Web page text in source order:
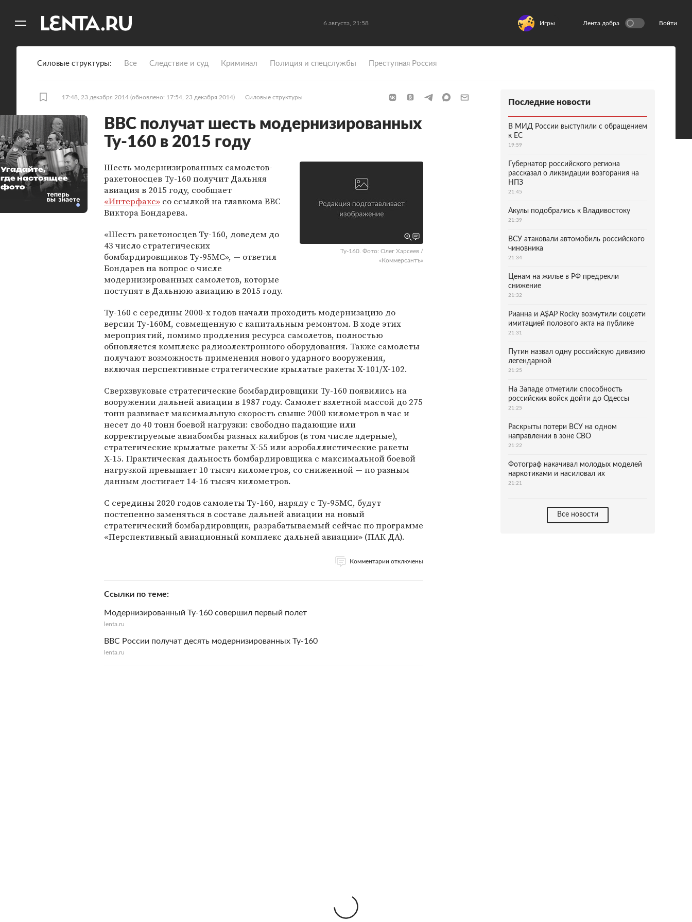
6 августа, 21:58 Игры Лента добра Войти
Силовые структуры Все Следствие и суд Криминал Полиция и спецслужбы Преступная Россия
17:48, 23 декабря 2014 (обновлено: 17:54, 23 декабря 2014) Силовые структуры
ВВС получат шесть модернизированных
Ту-160 в 2015 году
Ту-160. Фото: Олег Харсеев /
«Коммерсантъ»
Шесть модернизированных самолетов-
ракетоносцев Ту-160 получит Дальняя
авиация в 2015 году, сообщает
«Интерфакс» со ссылкой на главкома ВВС
Виктора Бондарева.
«Шесть ракетоносцев Ту-160, доведем до
43 число стратегических
бомбардировщиков Ту-95МС», — ответил
Бондарев на вопрос о числе
модернизированных самолетов, которые
поступят в Дальнюю авиацию в 2015 году.
Ту-160 с середины 2000-х годов начали проходить модернизацию до
версии Ту-160М, совмещенную с капитальным ремонтом. В ходе этих
мероприятий, помимо продления ресурса самолетов, полностью
обновляется комплекс радиоэлектронного оборудования. Также самолеты
получают возможность применения нового ударного вооружения,
включая перспективные стратегические крылатые ракеты Х-101/Х-102.
Сверхзвуковые стратегические бомбардировщики Ту-160 появились на
вооружении дальней авиации в 1987 году. Самолет взлетной массой до 275
тонн развивает максимальную скорость свыше 2000 километров в час и
несет до 40 тонн боевой нагрузки: свободно падающие или
корректируемые авиабомбы разных калибров (в том числе ядерные),
стратегические крылатые ракеты Х-55 или аэробаллистические ракеты
Х-15. Практическая дальность бомбардировщика с максимальной боевой
нагрузкой превышает 10 тысяч километров, со сниженной — по разным
данным достигает 14-16 тысяч километров.
С середины 2020 годов самолеты Ту-160, наряду с Ту-95МС, будут
постепенно заменяться в составе дальней авиации на новый
стратегический бомбардировщик, разрабатываемый сейчас по программе
«Перспективный авиационный комплекс дальней авиации» (ПАК ДА).
Комментарии отключены
Ссылки по теме
Модернизированный Ту-160 совершил первый полет
lenta.ru
ВВС России получат десять модернизированных Ту-160
lenta.ru
Угадайте,
где настоящее
фото
Последние новости
В МИД России выступили с обращением
к ЕС
19:59
Губернатор российского региона
рассказал о ликвидации возгорания на
НПЗ
21:45
Акулы подобрались к Владивостоку
21:39
ВСУ атаковали автомобиль российского
чиновника
21:34
Ценам на жилье в РФ предрекли
снижение
21:32
Рианна и A$AP Rocky возмутили соцсети
имитацией полового акта на публике
21:31
Путин назвал одну российскую дивизию
легендарной
21:25
На Западе отметили способность
российских войск дойти до Одессы
21:25
Раскрыты потери ВСУ на одном
направлении в зоне СВО
21:22
Фотограф накачивал молодых моделей
наркотиками и насиловал их
21:21
Все новости